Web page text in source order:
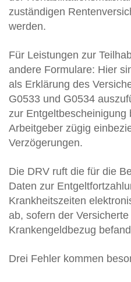
zuständigen
werden.
Für Leistungen zur
andere Formulare: Hier
als Erklärung des
G0533 und G0534
zur Entgeltbescheinigung
Arbeitgeber zügig
Verzögerungen.
Die DRV ruft die für die
Daten zur
Krankheitszeiten
ab, sofern der Versicherte
Krankengeldbezug
Drei Fehler kommen